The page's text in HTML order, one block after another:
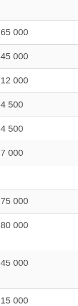
65 000
45 000
12 000
4 500
4 500
7 000
75 000
80 000
45 000
15 000